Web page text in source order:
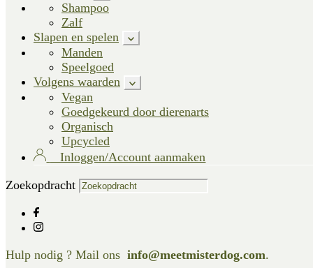
Shampoo
Zalf
Slapen en spelen
Manden
Speelgoed
Volgens waarden
Vegan
Goedgekeurd door dierenarts
Organisch
Upcycled
Inloggen/Account aanmaken
Zoekopdracht
Hulp nodig ? Mail ons info@meetmisterdog.com.